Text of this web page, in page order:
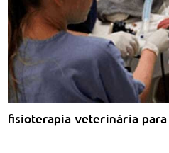
fisioterapia veterinária para